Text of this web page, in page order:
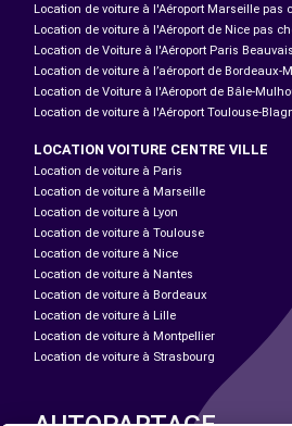
Location de voiture à l'Aéroport Marseille pas
Location de voiture à l'Aéroport de Nice pas
Location de Voiture à l'Aéroport Paris
Location de voiture à l’aéroport de Bordeaux-
Location de Voiture à l'Aéroport de Bâle-
Location de voiture à l'Aéroport Toulouse-
LOCATION VOITURE CENTRE VILLE
Location de voiture à Paris
Location de voiture à Marseille
Location de voiture à Lyon
Location de voiture à Toulouse
Location de voiture à Nice
Location de voiture à Nantes
Location de voiture à Bordeaux
Location de voiture à Lille
Location de voiture à Montpellier
Location de voiture à Strasbourg